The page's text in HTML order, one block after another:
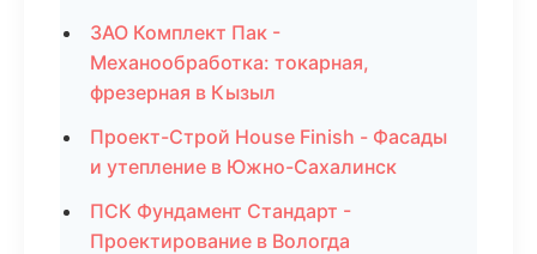
ЗАО Комплект Пак -
Механообработка: токарная,
фрезерная в Кызыл
Проект-Строй House Finish - Фасады
и утепление в Южно-Сахалинск
ПСК Фундамент Стандарт -
Проектирование в Вологда